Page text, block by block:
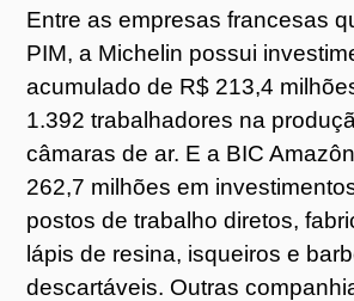
Entre as empresas francesas
PIM, a Michelin possui
acumulado de R$ 213,4
1.392 trabalhadores na
câmaras de ar. E a BIC
262,7 milhões em
postos de trabalho diretos,
lápis de resina, isqueiros e
descartáveis. Outras